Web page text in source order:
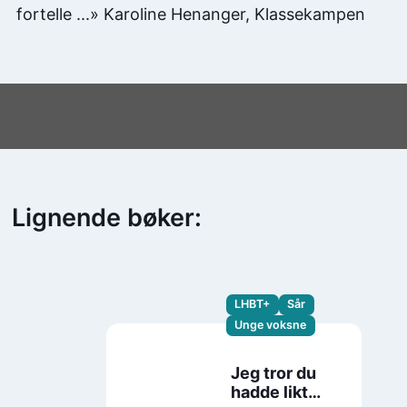
fortelle ...» Karoline Henanger, Klassekampen
Lignende bøker:
LHBT+
Sår
Unge voksne
Jeg tror du
hadde likt